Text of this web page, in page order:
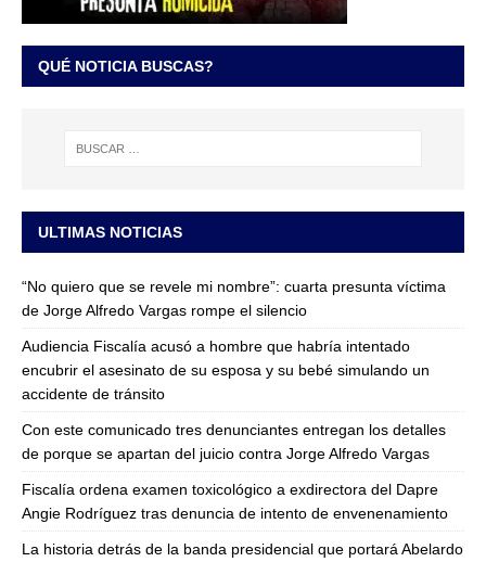
QUÉ NOTICIA BUSCAS?
ULTIMAS NOTICIAS
“No quiero que se revele mi nombre”: cuarta presunta víctima
de Jorge Alfredo Vargas rompe el silencio
Audiencia Fiscalía acusó a hombre que habría intentado
encubrir el asesinato de su esposa y su bebé simulando un
accidente de tránsito
Con este comunicado tres denunciantes entregan los detalles
de porque se apartan del juicio contra Jorge Alfredo Vargas
Fiscalía ordena examen toxicológico a exdirectora del Dapre
Angie Rodríguez tras denuncia de intento de envenenamiento
La historia detrás de la banda presidencial que portará Abelardo